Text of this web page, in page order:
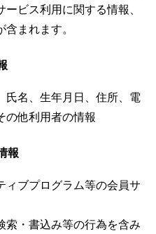
ビス利用に関する情報、
まれます。
氏名、生年月日、住所、電
の他利用者の情報
報
ィブプログラム等の会員サ
索・書込み等の行為を含み